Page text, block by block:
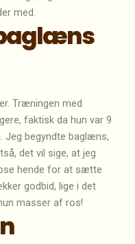
med.
Træningen med
faktisk da hun var 9
Jeg begyndte baglæns,
det vil sige, at jeg
hende for at sætte
godbid, lige i det
masser af ros!